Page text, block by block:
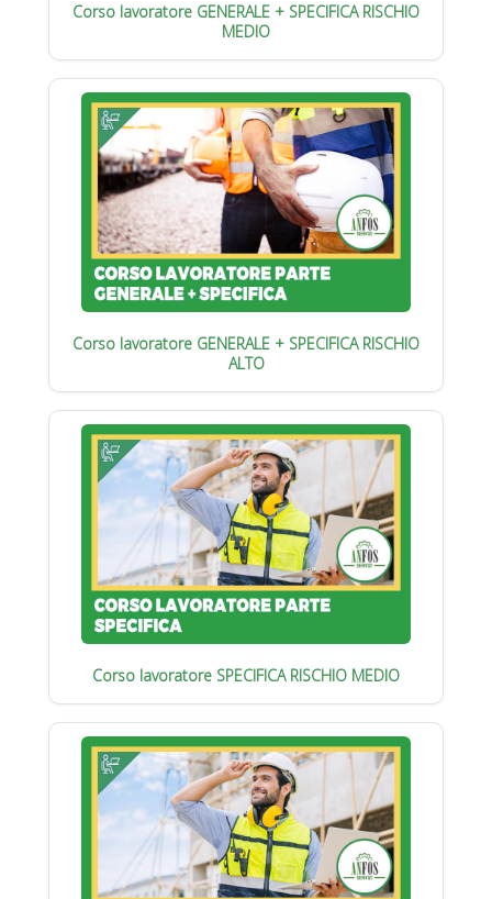
Corso lavoratore GENERALE + SPECIFICA RISCHIO
MEDIO
Corso lavoratore GENERALE + SPECIFICA RISCHIO
ALTO
Corso lavoratore SPECIFICA RISCHIO MEDIO